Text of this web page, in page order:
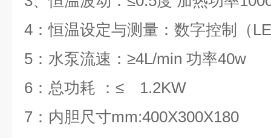
4：恒温设定与测量：数字控制（
5：水泵流速：≥4L/min 功率40w
6：总功耗 ：≤ 1.2KW
7：内胆尺寸mm:400X300X180